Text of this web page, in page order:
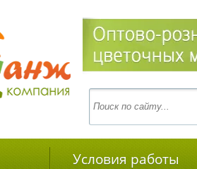
Условия работы